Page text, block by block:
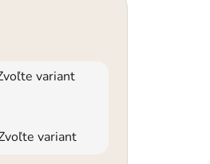
variant
variant